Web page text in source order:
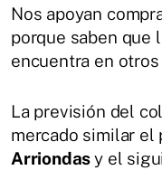
Nos apoyan
porque saben que
encuentra en
La previsión del
mercado similar el
Arriondasy el